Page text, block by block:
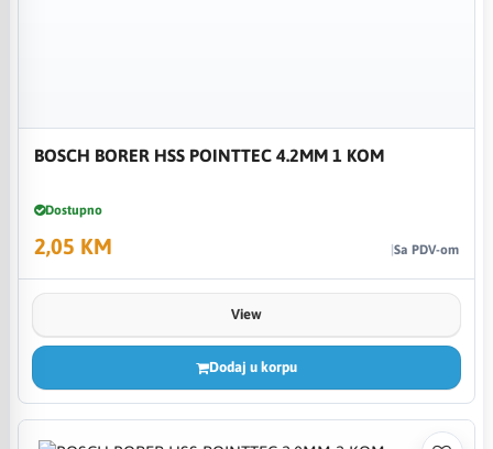
BOSCH BORER HSS POINTTEC 4.2MM 1 KOM
Dostupno
2,05 KM Sa PDV-om
View
Dodaj u korpu